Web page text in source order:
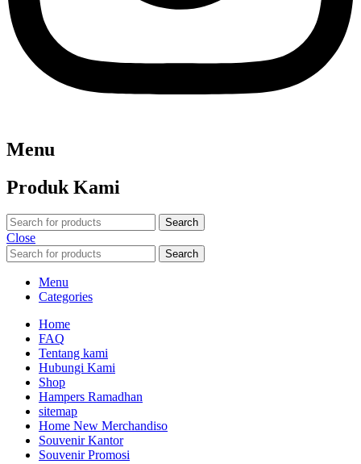
Menu
Produk Kami
Search
Close
Search
Menu
Categories
Home
FAQ
Tentang kami
Hubungi Kami
Shop
Hampers Ramadhan
sitemap
Home New Merchandiso
Souvenir Kantor
Souvenir Promosi